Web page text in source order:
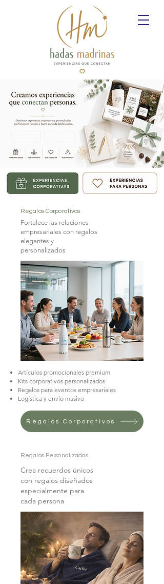
Regala momentos inolvidables con
experiencias únicas y eventos
especiales
Eventos corporativos temáticos
Experiencias gastronómicas
Talleres y actividades grupales
Celebraciones personalizadas
Regalos Personalizados
Experiencias
Regalos Corporativos
Fortalece las relaciones
empresariales con regalos
elegantes y
personalizados
Artículos promocionales premium
Kits corporativos personalizados
Regalos para eventos empresariales
Logística y envío masivo
Regalos Corporativos
Regalos Personalizados
Crea recuerdos únicos
con regalos diseñados
especialmente para
cada persona